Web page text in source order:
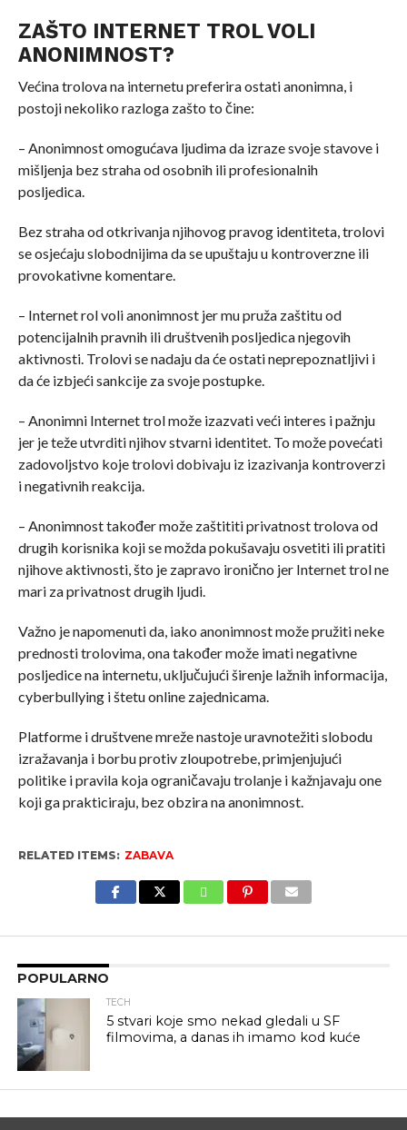
ZAŠTO INTERNET TROL VOLI
ANONIMNOST?
Većina trolova na internetu preferira ostati anonimna, i
postoji nekoliko razloga zašto to čine:
– Anonimnost omogućava ljudima da izraze svoje stavove i
mišljenja bez straha od osobnih ili profesionalnih
posljedica.
Bez straha od otkrivanja njihovog pravog identiteta, trolovi
se osjećaju slobodnijima da se upuštaju u kontroverzne ili
provokativne komentare.
– Internet rol voli anonimnost jer mu pruža zaštitu od
potencijalnih pravnih ili društvenih posljedica njegovih
aktivnosti. Trolovi se nadaju da će ostati neprepoznatljivi i
da će izbjeći sankcije za svoje postupke.
– Anonimni Internet trol može izazvati veći interes i pažnju
jer je teže utvrditi njihov stvarni identitet. To može povećati
zadovoljstvo koje trolovi dobivaju iz izazivanja kontroverzi
i negativnih reakcija.
– Anonimnost također može zaštititi privatnost trolova od
drugih korisnika koji se možda pokušavaju osvetiti ili pratiti
njihove aktivnosti, što je zapravo ironično jer Internet trol ne
mari za privatnost drugih ljudi.
Važno je napomenuti da, iako anonimnost može pružiti neke
prednosti trolovima, ona također može imati negativne
posljedice na internetu, uključujući širenje lažnih informacija,
cyberbullying i štetu online zajednicama.
Platforme i društvene mreže nastoje uravnotežiti slobodu
izražavanja i borbu protiv zloupotrebe, primjenjujući
politike i pravila koja ograničavaju trolanje i kažnjavaju one
koji ga prakticiraju, bez obzira na anonimnost.
RELATED ITEMS: ZABAVA
POPULARNO
TECH
5 stvari koje smo nekad gledali u SF
filmovima, a danas ih imamo kod kuće